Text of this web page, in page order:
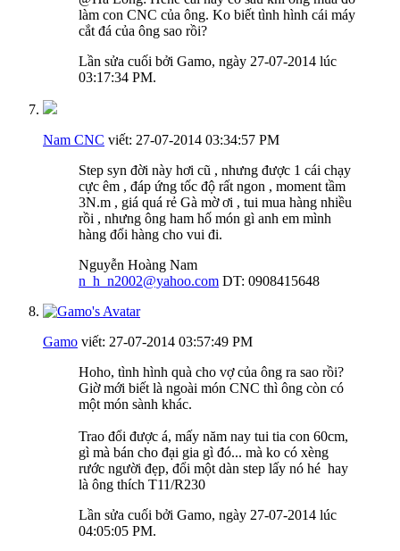
làm con CNC của ông. Ko biết tình hình cái máy
cắt đá của ông sao rồi?
Lần sửa cuối bởi Gamo, ngày 27-07-2014 lúc
03:17:34 PM.
Nam CNC viết: 27-07-2014 03:34:57 PM
Step syn đời này hơi cũ , nhưng được 1 cái chạy
cực êm , đáp ứng tốc độ rất ngon , moment tầm
3N.m , giá quá rẻ Gà mờ ơi , tui mua hàng nhiều
rồi , nhưng ông ham hố món gì anh em mình
hàng đổi hàng cho vui đi.
Nguyễn Hoàng Nam
n_h_n2002@yahoo.com DT: 0908415648
Gamo viết: 27-07-2014 03:57:49 PM
Hoho, tình hình quà cho vợ của ông ra sao rồi?
Giờ mới biết là ngoài món CNC thì ông còn có
một món sành khác.
Trao đổi được á, mấy năm nay tui tia con 60cm,
gì mà bán cho đại gia gì đó... mà ko có xèng
rước người đẹp, đổi một dàn step lấy nó hé hay
là ông thích T11/R230
Lần sửa cuối bởi Gamo, ngày 27-07-2014 lúc
04:05:05 PM.